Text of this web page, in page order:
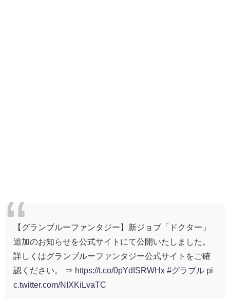
【グランブルーファンタジー】新ジョブ「ドクター」
追加のお知らせを公式サイトにて公開いたしました。
詳しくはグランブルーファンタジー公式サイトをご確
認ください。 ⇒ https://t.co/0pYdISRWHx #グラブル pi
c.twitter.com/NIXKiLvaTC